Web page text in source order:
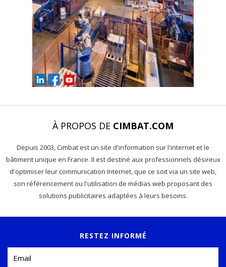
À PROPOS DE CIMBAT.COM
Depuis 2003, Cimbat est un site d'information sur l'internet et le
bâtiment unique en France. Il est destiné aux professionnels désireux
d'optimiser leur communication Internet, que ce soit via un site web,
son référencement ou l'utilisation de médias web proposant des
solutions publicitaires adaptées à leurs besoins.
RESTEZ INFORMÉ